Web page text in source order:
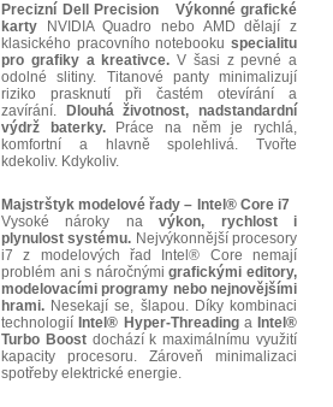
Precizní Dell Precision
Výkonné grafické
karty NVIDIA Quadro nebo AMD dělají z
klasického pracovního notebooku specialitu
pro grafiky a kreativce. V šasi z pevné a
odolné slitiny. Titanové panty minimalizují
riziko prasknutí při častém otevírání a
zavírání.
Dlouhá životnost, nadstandardní
výdrž baterky.Práce na něm je rychlá,
komfortní a hlavně spolehlivá. Tvořte
kdekoliv. Kdykoliv.
Majstrštyk modelové řady – Intel® Core i7
Vysoké nároky navýkon, rychlost i
plynulost systému. Nejvýkonnější procesory
i7 z modelových řad Intel® Core nemají
problém ani s náročnýmigrafickými editory,
modelovacími programy nebo nejnovějšími
hrami. Nesekají se, šlapou. Díky kombinaci
technologií Intel® Hyper-Threadinga Intel®
Turbo Boostdochází k maximálnímu využití
kapacity procesoru. Zároveň minimalizaci
spotřeby elektrické energie.